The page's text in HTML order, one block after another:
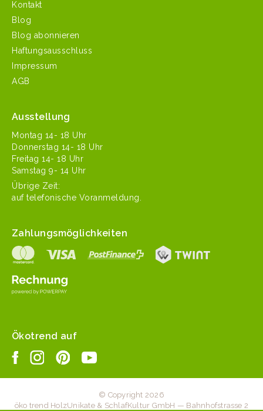
Kontakt
Blog
Blog abonnieren
Haftungsausschluss
Impressum
AGB
Ausstellung
Mon­tag 14- 18 Uhr
Don­ner­stag 14- 18 Uhr
Fre­itag 14- 18 Uhr
Sam­stag 9- 14 Uhr
Übrige Zeit:
auf tele­fonis­che Voranmeldung.
Zahlungsmöglichkeiten
Ökotrend auf
© Copyright 2026
öko trend HolzUnikate & SchlafKultur GmbH — Bahnhofstrasse 2